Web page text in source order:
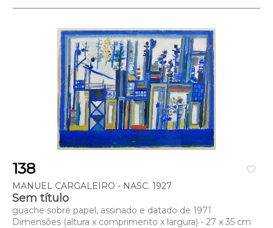
favorite_border
138
MANUEL CARGALEIRO - NASC. 1927
Sem título
guache sobre papel, assinado e datado de 1971
Dimensões (altura x comprimento x largura) - 27 x 35 cm